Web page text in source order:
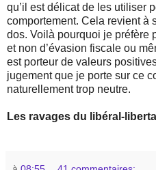
qu’il est délicat de les utiliser
comportement. Cela revient à
dos. Voilà pourquoi je préfère
et non d’évasion fiscale ou
est porteur de valeurs
jugement que je porte sur ce
naturellement trop neutre.
Les ravages du libéral-